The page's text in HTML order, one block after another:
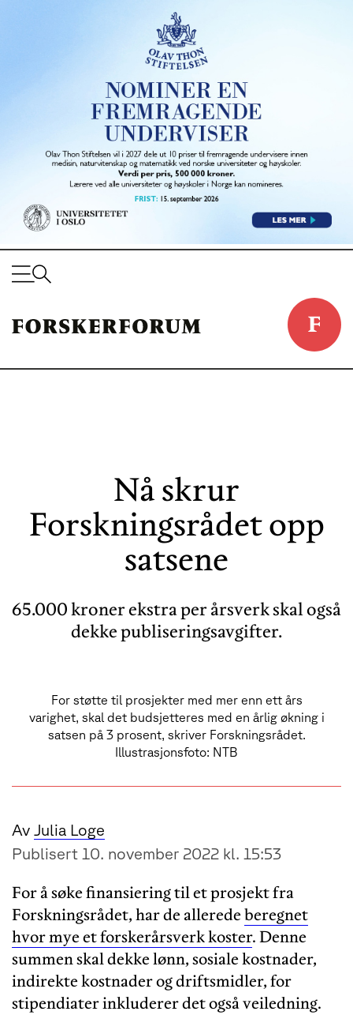
Nå skrur
Forskningsrådet opp
satsene
65.000 kroner ekstra per årsverk skal også
dekke publiseringsavgifter.
For støtte til prosjekter med mer enn ett års
varighet, skal det budsjetteres med en årlig økning i
satsen på 3 prosent, skriver Forskningsrådet.
Illustrasjonsfoto: NTB
Av Julia Loge
Publisert 10. november 2022 kl. 15:53
For å søke finansiering til et prosjekt fra
Forskningsrådet, har de alleredeberegnet
hvor mye et forskerårsverk koster. Denne
summen skal dekke lønn, sosiale kostnader,
indirekte kostnader og driftsmidler, for
stipendiater inkluderer det også veiledning.